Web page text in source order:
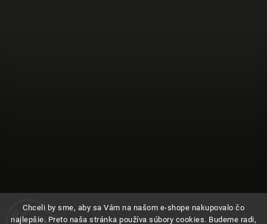
Chceli by sme, aby sa Vám na našom e-shope nakupovalo čo
najlepšie. Preto naša stránka používa súbory cookies. Budeme radi,